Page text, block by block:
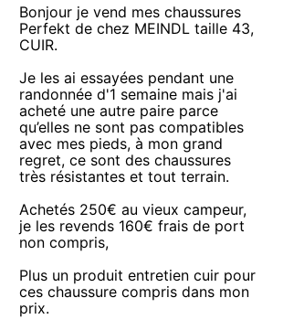
Bonjour je vend mes chaussures
Perfekt de chez MEINDL taille 43,
CUIR.
Je les ai essayées pendant une
randonnée d'1 semaine mais j'ai
acheté une autre paire parce
qu’elles ne sont pas compatibles
avec mes pieds, à mon grand
regret, ce sont des chaussures
très résistantes et tout terrain.
Achetés 250€ au vieux campeur,
je les revends 160€ frais de port
non compris,
Plus un produit entretien cuir pour
ces chaussure compris dans mon
prix.